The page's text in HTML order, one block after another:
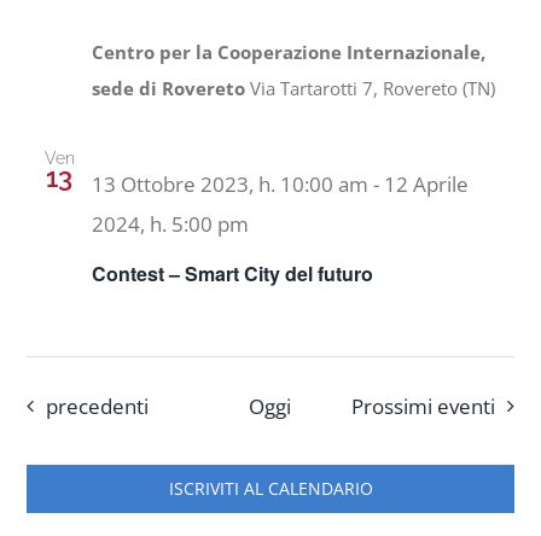
Centro per la Cooperazione Internazionale,
sede di RoveretoVia Tartarotti 7, Rovereto (TN)
Ven
13
Contest – Smart City del futuro
13 Ottobre 2023, h. 10:00 am - 12 Aprile
2024, h. 5:00 pm
Eventi
precedenti Oggi Prossimi eventi
ISCRIVITI AL CALENDARIO